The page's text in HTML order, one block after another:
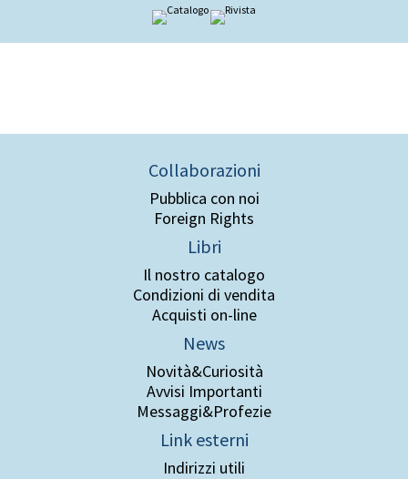
Collaborazioni
Pubblica con noi
Foreign Rights
Libri
Il nostro catalogo
Condizioni di vendita
Acquisti on-line
News
Novità&Curiosità
Avvisi Importanti
Messaggi&Profezie
Link esterni
Indirizzi utili